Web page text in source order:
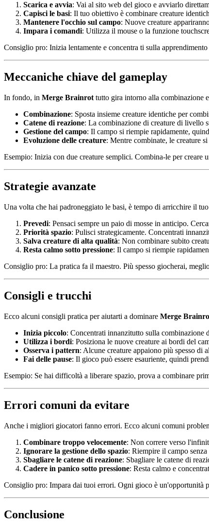
Scarica e avvia: Vai al sito web del gioco e avviarlo
Capisci le basi: Il tuo obiettivo è combinare creature
Mantenere l'occhio sul campo: Nuove creature
Impara i comandi: Utilizza il mouse o la funzione
Consiglio pro: Inizia lentamente e concentra ti sulla
Meccaniche chiave del gameplay
In fondo, in Merge Brainrot tutto gira intorno alla combinazione
Combinazione: Sposta insieme creature identiche per
Catene di reazione: La combinazione di creature di livello
Gestione del campo: Il campo si riempie rapidamente,
Evoluzione delle creature: Mentre combinate, le creature
Esempio: Inizia con due creature semplici. Combina-le per creare
Strategie avanzate
Una volta che hai padroneggiato le basi, è tempo di arricchire il
Prevedi: Pensaci sempre un paio di mosse in anticipo.
Priorità spazio: Pulisci strategicamente. Concentrati
Salva creature di alta qualità: Non combinare subito
Resta calmo sotto pressione: Il campo si riempie
Consiglio pro: La pratica fa il maestro. Più spesso giocherai,
Consigli e trucchi
Ecco alcuni consigli pratica per aiutarti a dominare Merge
Inizia piccolo: Concentrati innanzitutto sulla combinazione
Utilizza i bordi: Posiziona le nuove creature ai bordi del
Osserva i pattern: Alcune creature appaiono più spesso di
Fai delle pause: Il gioco può essere esauriente, quindi
Esempio: Se hai difficoltà a liberare spazio, prova a combinare
Errori comuni da evitare
Anche i migliori giocatori fanno errori. Ecco alcuni comuni
Combinare troppo velocemente: Non correre verso
Ignorare la gestione dello spazio: Riempire il campo
Sbagliare le catene di reazione: Sbagliare le catene di
Cadere in panico sotto pressione: Resta calmo e
Consiglio pro: Impara dai tuoi errori. Ogni gioco è un'opportunità
Conclusione